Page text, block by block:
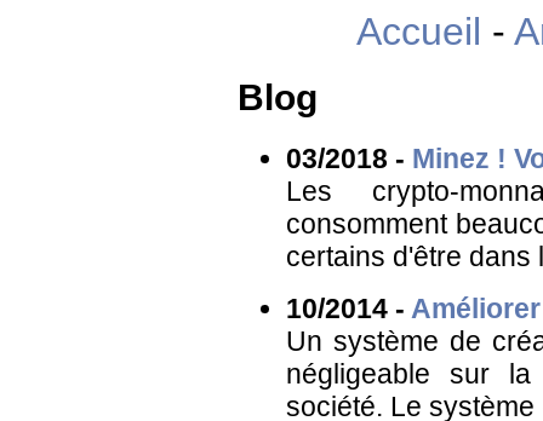
Accueil -
Blog
03/2018 - Minez !
Les crypto-
consomment
certains d'être dans
10/2014 -
Un système de
négligeable sur la
société. Le